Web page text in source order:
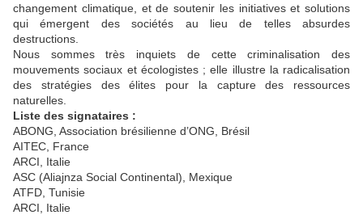
changement climatique, et de soutenir les initiatives et solutions
qui émergent des sociétés au lieu de telles absurdes
destructions.
Nous sommes très inquiets de cette criminalisation des
mouvements sociaux et écologistes ; elle illustre la radicalisation
des stratégies des élites pour la capture des ressources
naturelles.
Liste des signataires :
ABONG, Association brésilienne d’ONG, Brésil
AITEC, France
ARCI, Italie
ASC (Aliajnza Social Continental), Mexique
ATFD, Tunisie
ARCI, Italie